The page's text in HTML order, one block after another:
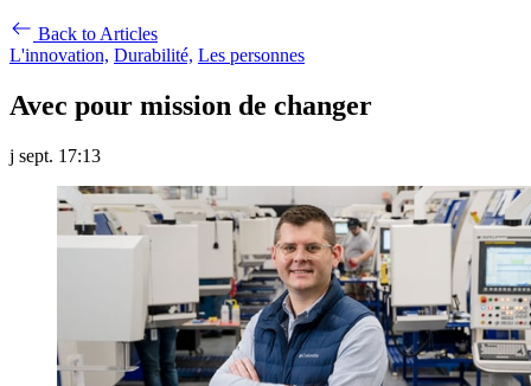
Back to Articles
L'innovation, Durabilité, Les personnes
Avec pour mission de changer
j sept. 17:13